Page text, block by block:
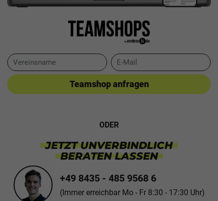
Teamshop anfragen
ODER
JETZT UNVERBINDLICH
BERATEN LASSEN
+49 8435 - 485 9568 6
(Immer erreichbar Mo - Fr 8:30 - 17:30 Uhr)